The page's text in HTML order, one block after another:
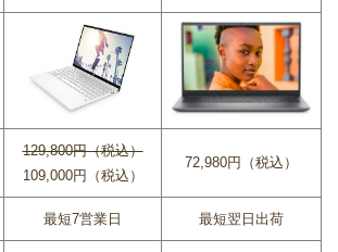
129,800円（税込）
109,000円（税込）
72,980円（税込）
最短7営業日 最短翌日出荷